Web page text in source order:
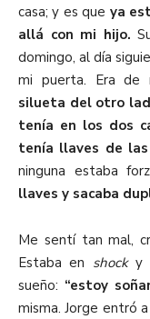
casa; y es que ya
allá con mi hijo.
domingo, al día
mi puerta. Era de
silueta del otro
tenía en los dos
tenía llaves de las
ninguna estaba
llaves y sacaba
Me sentí tan mal,
Estaba en shocky
sueño: “estoy
misma. Jorge entró